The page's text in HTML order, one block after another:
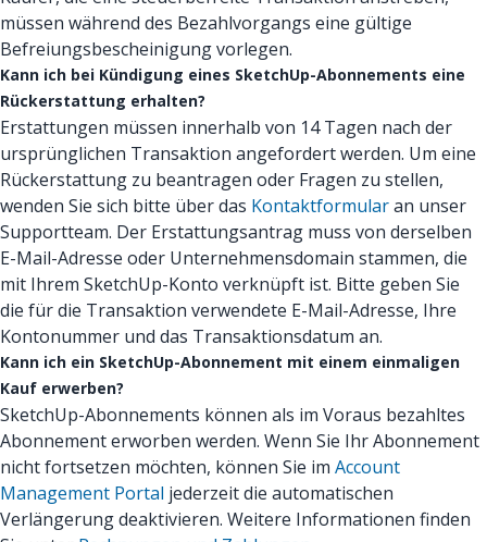
müssen während des Bezahlvorgangs eine gültige
Befreiungsbescheinigung vorlegen.
Kann ich bei Kündigung eines SketchUp-Abonnements eine
Rückerstattung erhalten?
Erstattungen müssen innerhalb von 14 Tagen nach der
ursprünglichen Transaktion angefordert werden. Um eine
Rückerstattung zu beantragen oder Fragen zu stellen,
wenden Sie sich bitte über das Kontaktformularan unser
Supportteam. Der Erstattungsantrag muss von derselben
E-Mail-Adresse oder Unternehmensdomain stammen, die
mit Ihrem SketchUp-Konto verknüpft ist. Bitte geben Sie
die für die Transaktion verwendete E-Mail-Adresse, Ihre
Kontonummer und das Transaktionsdatum an.
Kann ich ein SketchUp-Abonnement mit einem einmaligen
Kauf erwerben?
SketchUp-Abonnements können als im Voraus bezahltes
Abonnement erworben werden. Wenn Sie Ihr Abonnement
nicht fortsetzen möchten, können Sie im Account
Management Portal jederzeit die automatischen
Verlängerung deaktivieren. Weitere Informationen finden